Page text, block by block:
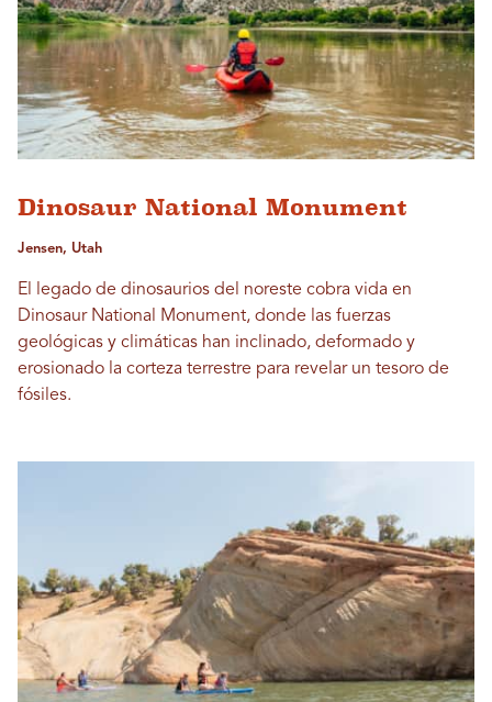
Dinosaur National Monument
Jensen, Utah
El legado de dinosaurios del noreste cobra vida en
Dinosaur National Monument, donde las fuerzas
geológicas y climáticas han inclinado, deformado y
erosionado la corteza terrestre para revelar un tesoro de
fósiles.